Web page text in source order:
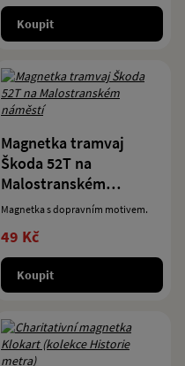
Koupit
Magnetka tramvaj
Škoda 52T na
Malostranském
náměstí
Magnetka s dopravním motivem.
49 Kč
Koupit